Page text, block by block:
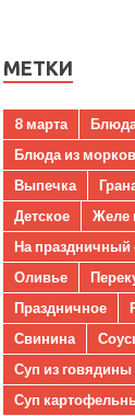
МЕТКИ
8 марта
Блюда из
Выпечка
Детское
Желе
На праздничный
Оливье
Праздничное
Свинина
Суп из говядины
Суп